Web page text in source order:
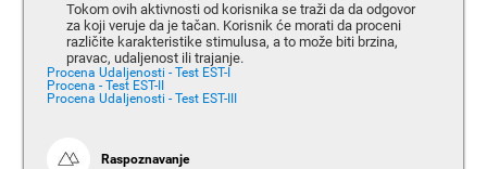
Tokom ovih aktivnosti od korisnika se traži da da odgovor
za koji veruje da je tačan. Korisnik će morati da proceni
različite karakteristike stimulusa, a to može biti brzina,
pravac, udaljenost ili trajanje.
Procena Udaljenosti - Test EST-I
Procena - Test EST-II
Procena Udaljenosti - Test EST-III
Raspoznavanje